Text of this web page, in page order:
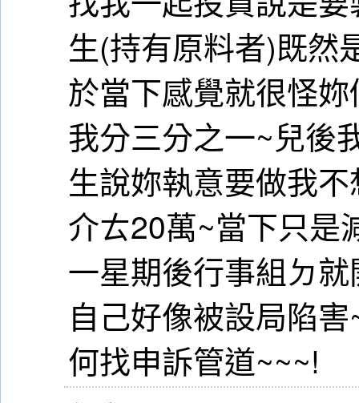
生(持有原料者)既然
於當下感覺就很怪
我分三分之一~兒後
生說妳執意要做我
介ㄊ20萬~當下只是
一星期後行事組ㄉ
自己好像被設局陷
何找申訴管道~~~!